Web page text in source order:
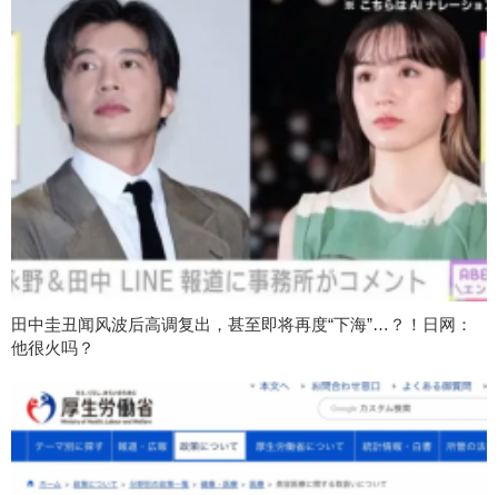
田中圭丑闻风波后高调复出，甚至即将再度“下海”…？！日网：
他很火吗？